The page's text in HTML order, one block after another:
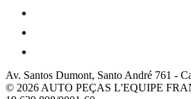
Av. Santos Dumont, Santo André 761 -
© 2026 AUTO PEÇAS L'EQUIPE